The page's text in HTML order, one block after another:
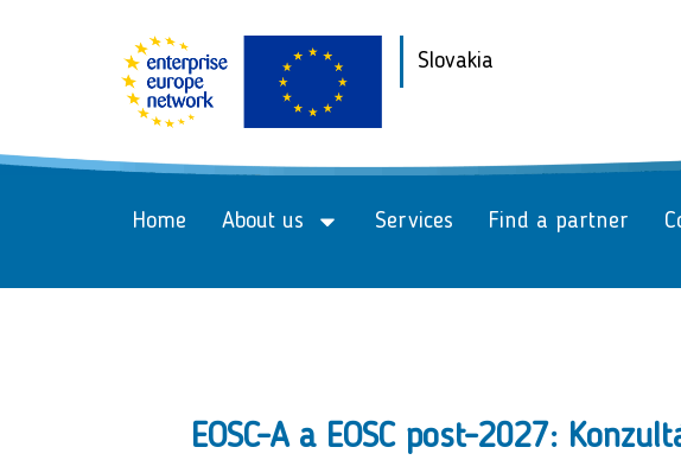
Slovakia
Home About us Services Find a partner
EOSC-A a EOSC post-2027: